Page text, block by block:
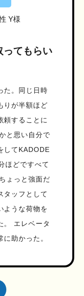
Y様
ってもらい
た。同じ日時
りが半額ほど
頼することに
と思い自分で
してKADODE
ほどですべて
ょっと強面だ
タッフとして
ような荷物を
。 エレベータ
助かった。